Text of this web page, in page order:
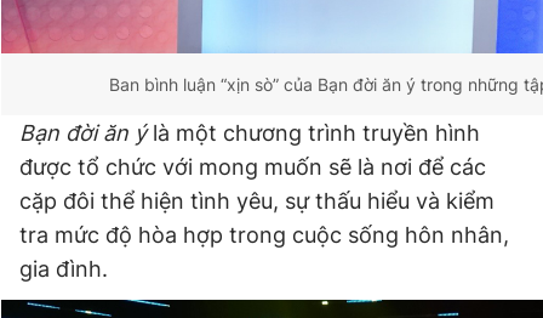
Ban bình luận “xịn sò” của Bạn đời ăn ý trong những
Bạn đời ăn ýlà một chương trình truyền hình
được tổ chức với mong muốn sẽ là nơi để các
cặp đôi thể hiện tình yêu, sự thấu hiểu và kiểm
tra mức độ hòa hợp trong cuộc sống hôn nhân,
gia đình.